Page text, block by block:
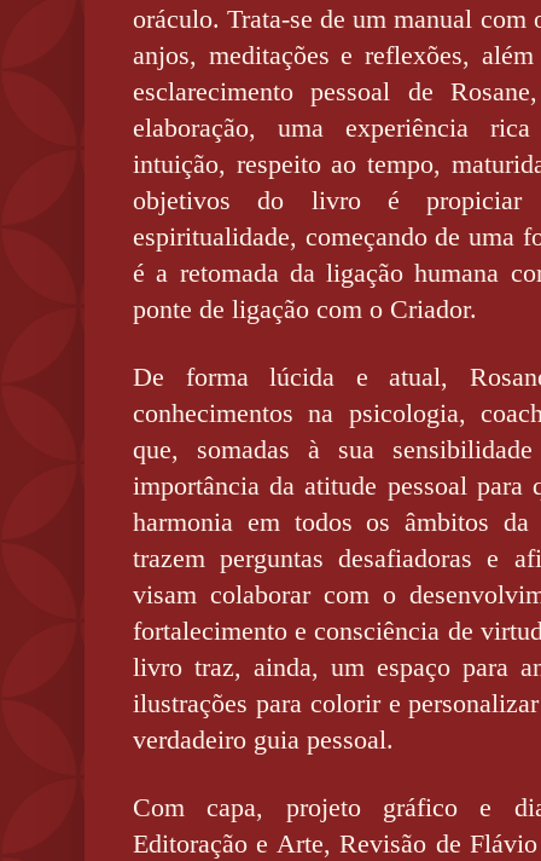
oráculo. Trata-se de um manual com
anjos, meditações e reflexões,
esclarecimento pessoal de
elaboração, uma experiência
intuição, respeito ao tempo,
objetivos do livro é propiciar
espiritualidade, começando de uma
é a retomada da ligação humana
ponte de ligação com o Criador.
De forma lúcida e atual,
conhecimentos na psicologia,
que, somadas à sua
importância da atitude pessoal para
harmonia em todos os âmbitos
trazem perguntas desafiadoras e
visam colaborar com o
fortalecimento e consciência de
livro traz, ainda, um espaço para
ilustrações para colorir e
verdadeiro guia pessoal.
Com capa, projeto gráfico e
Editoração e Arte, Revisão de